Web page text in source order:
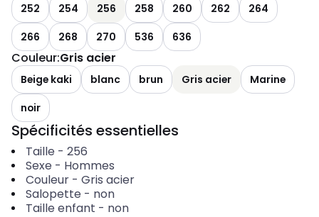
252
254 256 258 260 262
264
266
268 270 536 636
Couleur:Gris acier
Beige kaki blanc brun Gris acier
Marine
noir
Spécificités essentielles
Taille - 256
Sexe - Hommes
Couleur- Gris acier
Salopette - non
Taille enfant - non